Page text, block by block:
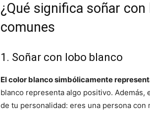
¿Qué significa soñar
comunes
1. Soñar con lobo blanco
El color blanco simbólicamente
blanco representa algo positivo.
de tu personalidad: eres una persona